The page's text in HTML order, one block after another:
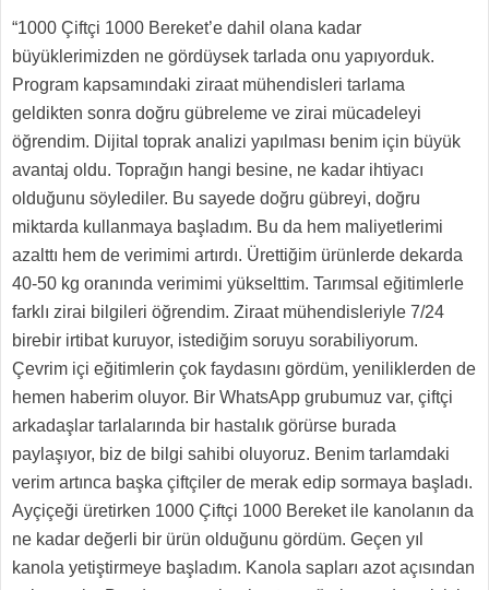
“1000 Çiftçi 1000 Bereket’e dahil olana kadar
büyüklerimizden ne gördüysek tarlada onu yapıyorduk.
Program kapsamındaki ziraat mühendisleri tarlama
geldikten sonra doğru gübreleme ve zirai mücadeleyi
öğrendim. Dijital toprak analizi yapılması benim için büyük
avantaj oldu. Toprağın hangi besine, ne kadar ihtiyacı
olduğunu söylediler. Bu sayede doğru gübreyi, doğru
miktarda kullanmaya başladım. Bu da hem maliyetlerimi
azalttı hem de verimimi artırdı. Ürettiğim ürünlerde dekarda
40-50 kg oranında verimimi yükselttim. Tarımsal eğitimlerle
farklı zirai bilgileri öğrendim. Ziraat mühendisleriyle 7/24
birebir irtibat kuruyor, istediğim soruyu sorabiliyorum.
Çevrim içi eğitimlerin çok faydasını gördüm, yeniliklerden de
hemen haberim oluyor. Bir WhatsApp grubumuz var, çiftçi
arkadaşlar tarlalarında bir hastalık görürse burada
paylaşıyor, biz de bilgi sahibi oluyoruz. Benim tarlamdaki
verim artınca başka çiftçiler de merak edip sormaya başladı.
Ayçiçeği üretirken 1000 Çiftçi 1000 Bereket ile kanolanın da
ne kadar değerli bir ürün olduğunu gördüm. Geçen yıl
kanola yetiştirmeye başladım. Kanola sapları azot açısından